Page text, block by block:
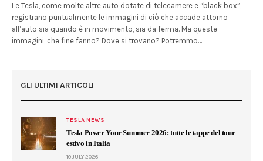
Le Tesla, come molte altre auto dotate di telecamere e “black box”,
registrano puntualmente le immagini di ciò che accade attorno
all’auto sia quando è in movimento, sia da ferma. Ma queste
immagini, che fine fanno? Dove si trovano? Potremmo…
GLI ULTIMI ARTICOLI
TESLA NEWS
Tesla Power Your Summer 2026: tutte le tappe del tour
estivo in Italia
10 JULY 2026